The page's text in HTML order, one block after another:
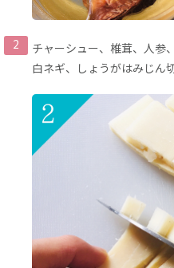
チャーシュー、椎茸、人参
白ネギ、しょうがはみじん